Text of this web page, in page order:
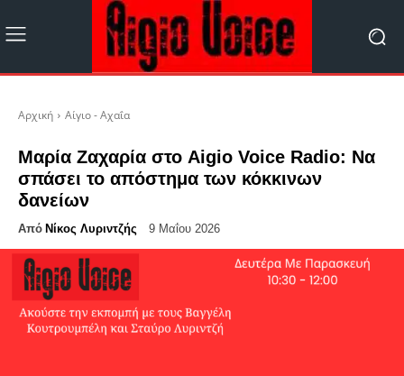
Αρχική Αίγιο - Αχαΐα
Μαρία Ζαχαρία στο Aigio Voice Radio: Να
σπάσει το απόστημα των κόκκινων
δανείων
Από Νίκος Λυριντζής 9 Μαΐου 2026